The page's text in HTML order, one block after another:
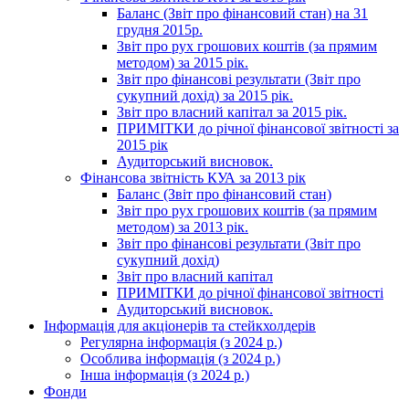
Баланс (Звіт про фінансовий стан) на 31
грудня 2015р.
Звіт про рух грошових коштів (за прямим
методом) за 2015 рік.
Звіт про фінансові результати (Звіт про
сукупний дохід) за 2015 рік.
Звіт про власний капітал за 2015 рік.
ПРИМІТКИ до річної фінансової звітності за
2015 рік
Аудиторський висновок.
Фінансова звітність КУА за 2013 рік
Баланс (Звіт про фінансовий стан)
Звіт про рух грошових коштів (за прямим
методом) за 2013 рік.
Звіт про фінансові результати (Звіт про
сукупний дохід)
Звіт про власний капітал
ПРИМІТКИ до річної фінансової звітності
Аудиторський висновок.
Інформація для акціонерів та стейкхолдерів
Регулярна інформація (з 2024 р.)
Особлива інформація (з 2024 р.)
Інша інформація (з 2024 р.)
Фонди